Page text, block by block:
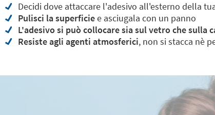
Decidi dove attaccare l'adesivo all'esterno della
Pulisci la superficiee asciugala con un panno
L'adesivo si può collocare sia sul vetro che sulla
Resiste agli agenti atmosferici, non si stacca nè